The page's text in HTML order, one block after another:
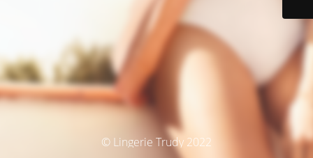
© Lingerie Trudy 2022